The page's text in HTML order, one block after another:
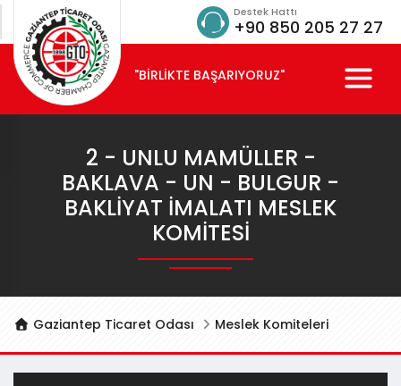
Destek Hattı
+90 850 205 27 27
"BİRLİKTE BAŞARIYORUZ"
2 - UNLU MAMÜLLER -
BAKLAVA - UN - BULGUR -
BAKLIYAT İMALATI MESLEK
KOMITESI
Gaziantep Ticaret Odası Meslek Komiteleri